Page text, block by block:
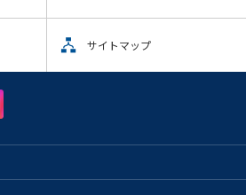
サイトマップ